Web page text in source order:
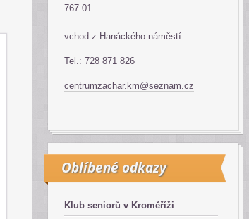
767 01
vchod z Hanáckého náměstí
Tel.: 728 871 826
centrumzachar.km@seznam.cz
Oblíbené odkazy
Klub seniorů v Kroměříži